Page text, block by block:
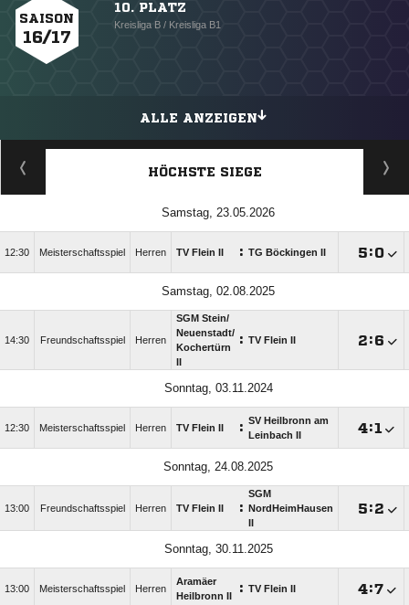
SAISON
16/17
10. PLATZ
Kreisliga B / Kreisliga B1
ALLE ANZEIGEN
HÖCHSTE SIEGE
Samstag, 23.05.2026
12:30 Meisterschaftsspiel Herren TV Flein II : TG Böckingen II :
Samstag, 02.08.2025
14:30 Freundschaftsspiel Herren
SGM Stein/​
Neuenstadt/​
Kochertürn
: TV Flein II :
Sonntag, 03.11.2024
12:30 Meisterschaftsspiel Herren TV Flein II : SV Heilbronn am
Leinbach II
:
Sonntag, 24.08.2025
13:00 Freundschaftsspiel Herren TV Flein II :
SGM
NordHeimHausen
:
Sonntag, 30.11.2025
13:00 Meisterschaftsspiel Herren
Aramäer
Heilbronn II
: TV Flein II :